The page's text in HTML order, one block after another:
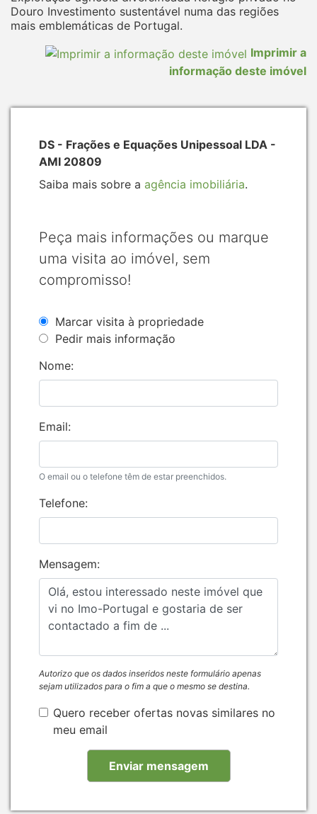
Douro Investimento sustentável numa das regiões
mais emblemáticas de Portugal.
Imprimir a
informação deste imóvel
DS - Frações e Equações Unipessoal LDA -
AMI 20809
Saiba mais sobre a agência imobiliária.
Peça mais informações ou marque
uma visita ao imóvel, sem
compromisso!
Marcar visita à propriedade
Pedir mais informação
Nome:
Email:
O email ou o telefone têm de estar preenchidos.
Telefone:
Mensagem:
Autorizo que os dados inseridos neste formulário apenas
sejam utilizados para o fim a que o mesmo se destina.
Quero receber ofertas novas similares no
meu email